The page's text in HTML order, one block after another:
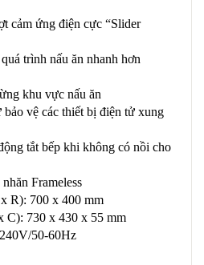
cảm ứng điện cực “Slider
trình nấu ăn nhanh hơn
khu vực nấu ăn
vệ các thiết bị điện tử xung
tắt bếp khi không có nồi cho
Frameless
R): 700 x 400 mm
C): 730 x 430 x 55 mm
50-60Hz